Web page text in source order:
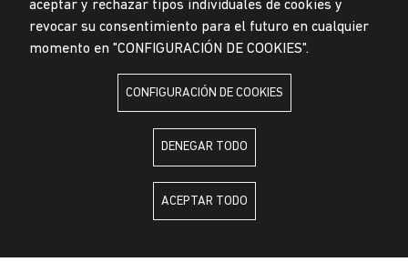
LA UNIVERSIDAD DE LIMA ES MIEMBRO DE
aceptar y rechazar tipos individuales de cookies y
revocar su consentimiento para el futuro en cualquier
momento en "CONFIGURACIÓN DE COOKIES".
CONFIGURACIÓN DE COOKIES
DENEGAR TODO
ACEPTAR TODO